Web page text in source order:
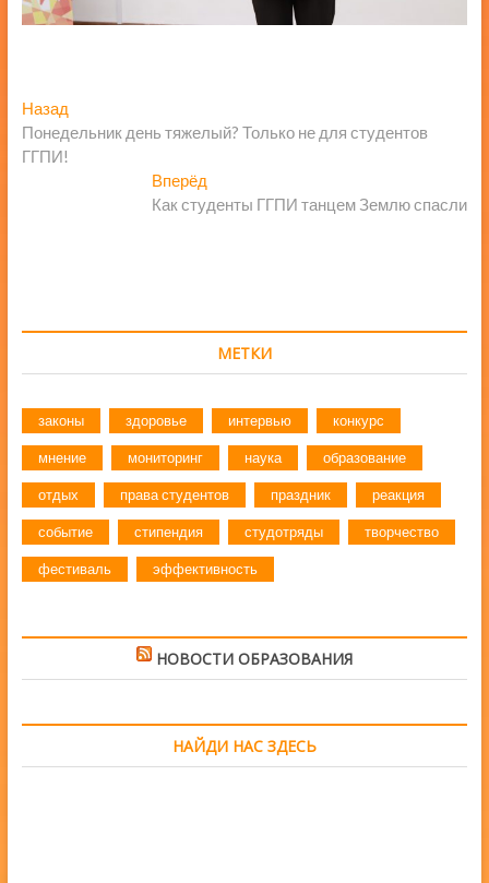
Навигация
по
НазадПредыдущая
запись:
Понедельник день тяжелый? Только не для студентов
ГГПИ!
Вперёд
запись:
Как студенты ГГПИ танцем Землю спасли
МЕТКИ
законы здоровье интервью конкурс
мнение мониторинг наука образование
отдых права студентов праздник реакция
событие стипендия студотряды творчество
фестиваль эффективность
НОВОСТИ ОБРАЗОВАНИЯ
НАЙДИ НАС ЗДЕСЬ